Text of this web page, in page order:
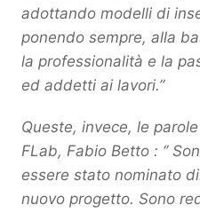
adottando modelli di
ponendo sempre, alla
la professionalità e la
ed addetti ai lavori.’’
​Queste, invece, le
FLab, Fabio Betto : ‘’
essere stato nominato
nuovo progetto. Sono